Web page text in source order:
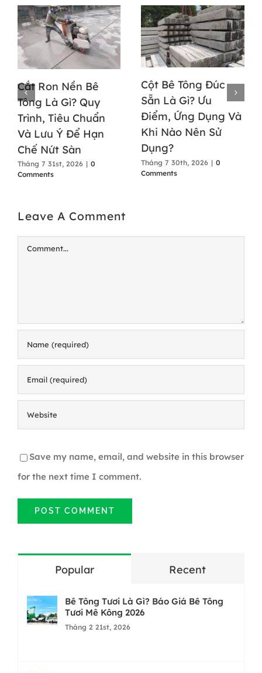
Cắt Ron Nền Bê
Tông Là Gì? Quy
Trình, Tiêu Chuẩn
Và Lưu Ý Để Hạn
Chế Nứt Sàn
Tháng 7 31st, 2026 | 0
Comments
Cột Bê Tông Đúc
Sẵn Là Gì? Ưu
Điểm, Ứng Dụng Và
Khi Nào Nên Sử
Dụng?
Tháng 7 30th, 2026 | 0
Comments
Leave A Comment
Comment
Save my name, email, and website in this browser
for the next time I comment.
Popular Recent
Bê Tông Tươi Là Gì? Báo Giá Bê Tông
Tươi Mê Kông 2026
Tháng 2 21st, 2026